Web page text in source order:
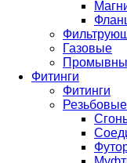
Газовые
Фитинги
Фитинги